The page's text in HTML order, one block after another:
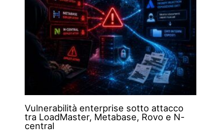
Vulnerabilità enterprise sotto attacco
tra LoadMaster, Metabase, Rovo e N-
central